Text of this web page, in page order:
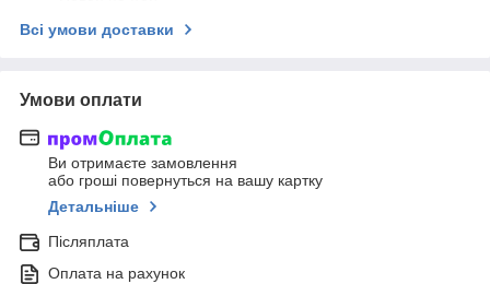
Всі умови доставки
Умови оплати
Ви отримаєте замовлення
або гроші повернуться на вашу картку
Детальніше
Післяплата
Оплата на рахунок